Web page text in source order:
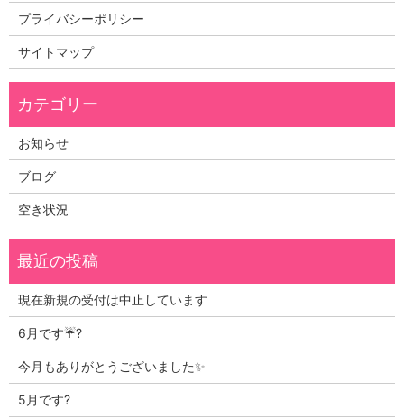
プライバシーポリシー
サイトマップ
お知らせ
ブログ
空き状況
現在新規の受付は中止しています
6月です☔?
今月もありがとうございました✨
5月です?